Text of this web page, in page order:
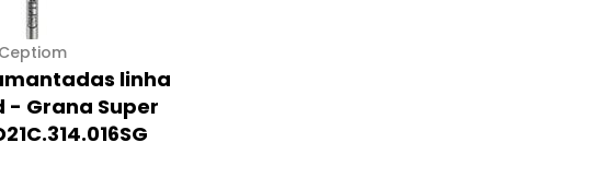
Ceptiom
linha
- Grana Super